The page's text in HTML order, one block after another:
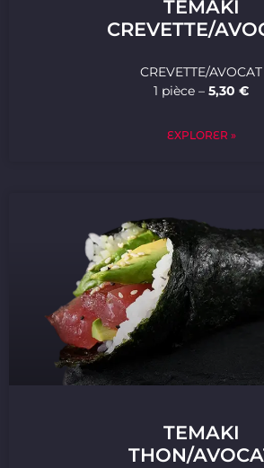
TEMAKI
CREVETTE/
CREVETTE/AVOCAT
1 pièce – 5,30 €
EXPLORER »
TEMAKI
THON/